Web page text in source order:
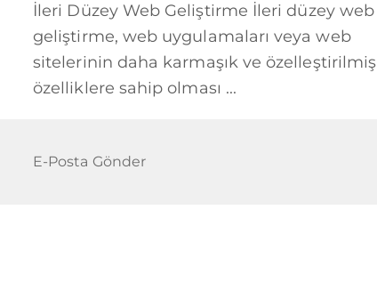
İleri Düzey Web Geliştirme İleri düzey web
geliştirme, web uygulamaları veya web
sitelerinin daha karmaşık ve özelleştirilmiş
özelliklere sahip olması ...
E-Posta Gönder